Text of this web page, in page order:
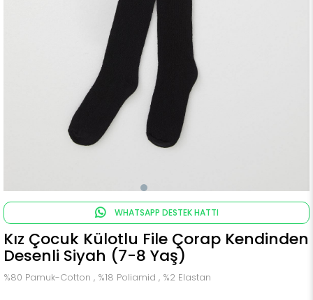
WHATSAPP DESTEK HATTI
Kız Çocuk Külotlu File Çorap Kendinden
Desenli Siyah (7-8 Yaş)
%80 Pamuk-Cotton , %18 Poliamid , %2 Elastan